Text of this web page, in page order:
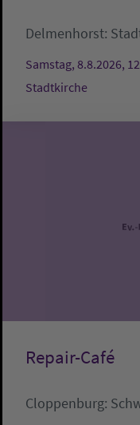
Delmenhorst:
Samstag, 8.8.2026,
Stadtkirche
Repair-Café
Cloppenburg: